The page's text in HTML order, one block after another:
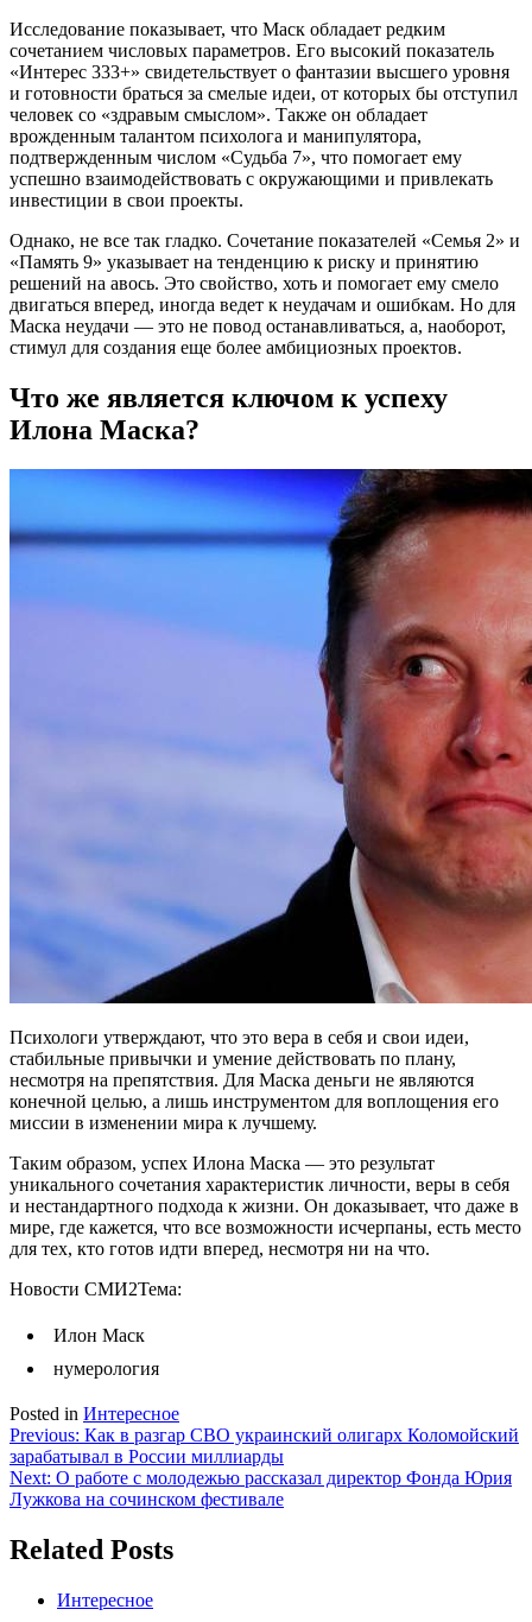
Исследование показывает, что Маск обладает редким
сочетанием числовых параметров. Его высокий показатель
«Интерес 333+» свидетельствует о фантазии высшего уровня
и готовности браться за смелые идеи, от которых бы отступил
человек со «здравым смыслом». Также он обладает
врожденным талантом психолога и манипулятора,
подтвержденным числом «Судьба 7», что помогает ему
успешно взаимодействовать с окружающими и привлекать
инвестиции в свои проекты.
Однако, не все так гладко. Сочетание показателей «Семья 2» и
«Память 9» указывает на тенденцию к риску и принятию
решений на авось. Это свойство, хоть и помогает ему смело
двигаться вперед, иногда ведет к неудачам и ошибкам. Но для
Маска неудачи — это не повод останавливаться, а, наоборот,
стимул для создания еще более амбициозных проектов.
Что же является ключом к успеху
Илона Маска?
Психологи утверждают, что это вера в себя и свои идеи,
стабильные привычки и умение действовать по плану,
несмотря на препятствия. Для Маска деньги не являются
конечной целью, а лишь инструментом для воплощения его
миссии в изменении мира к лучшему.
Таким образом, успех Илона Маска — это результат
уникального сочетания характеристик личности, веры в себя
и нестандартного подхода к жизни. Он доказывает, что даже в
мире, где кажется, что все возможности исчерпаны, есть место
для тех, кто готов идти вперед, несмотря ни на что.
Новости СМИ2Тема:
Илон Маск
нумерология
Posted in Интересное
Навигация
по
записям
Previous: Как в разгар СВО украинский олигарх Коломойский
зарабатывал в России миллиарды
Next: О работе с молодежью рассказал директор Фонда Юрия
Лужкова на сочинском фестивале
Related Posts
Интересное